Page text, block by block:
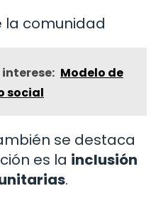
la comunidad
Modelo de
social
se destaca
es la inclusión
.